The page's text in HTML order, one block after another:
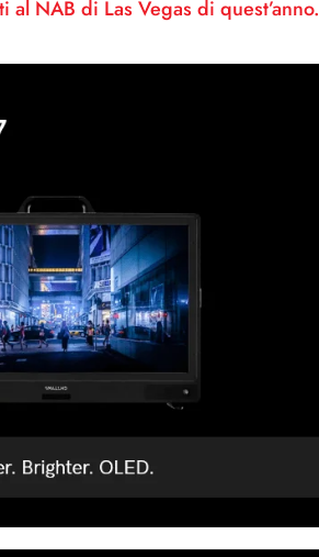
NAB di Las Vegas di quest’anno.